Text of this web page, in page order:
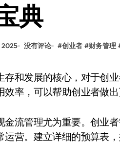
典
2025 没有评论 #创业者 #财务管理
效率，可以帮助创业者做出
金流管理尤为重要。创业
运营。建立详细的预算表